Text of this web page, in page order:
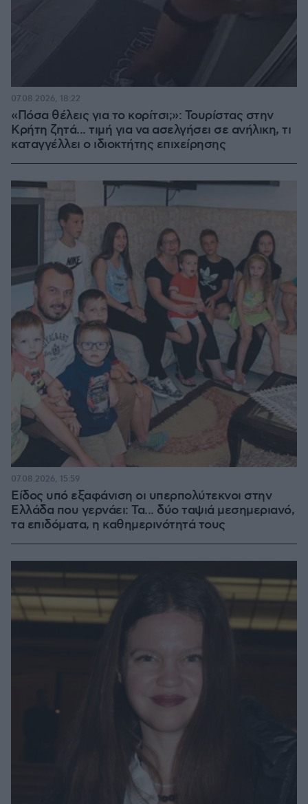
«Πόσα θέλεις για το κορίτσι;»: Τουρίστας στην
Κρήτη ζητά... τιμή για να ασελγήσει σε ανήλικη, τι
καταγγέλλει ο ιδιοκτήτης επιχείρησης
07.08.2026, 18:22
Είδος υπό εξαφάνιση οι υπερπολύτεκνοι στην
Ελλάδα που γερνάει: Τα... δύο ταψιά μεσημεριανό,
τα επιδόματα, η καθημερινότητά τους
07.08.2026, 15:59